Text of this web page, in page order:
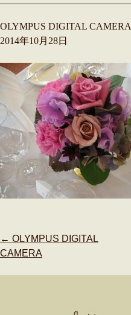
OLYMPUS DIGITAL CAMERA
2014年10月28日
Post
navigation
← OLYMPUS DIGITAL
CAMERA